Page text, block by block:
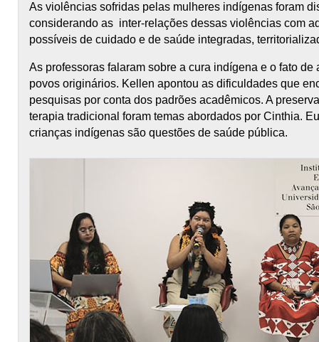
As violências sofridas pelas mulheres indígenas foram
considerando as inter-relações dessas violências com
possíveis de cuidado e de saúde integradas,
As professoras falaram sobre a cura indígena e o fato
povos originários. Kellen apontou as dificuldades que
pesquisas por conta dos padrões acadêmicos. A
terapia tradicional foram temas abordados por Cinthia.
crianças indígenas são questões de saúde pública.